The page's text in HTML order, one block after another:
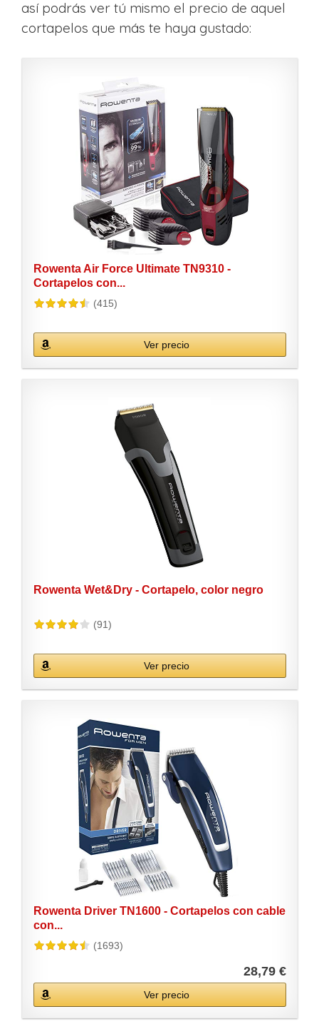
así podrás ver tú mismo el precio de aquel
cortapelos que más te haya gustado:
Rowenta Air Force Ultimate TN9310 -
Cortapelos con...
(415)
Ver precio
Rowenta Wet&Dry - Cortapelo, color negro
(91)
Ver precio
Rowenta Driver TN1600 - Cortapelos con cable
con...
(1693)
28,79 €
Ver precio